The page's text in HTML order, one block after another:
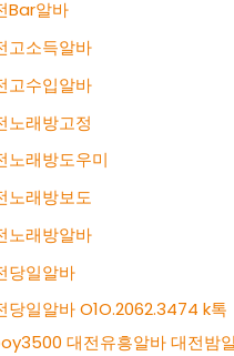
Bar알바
고소득알바
고수입알바
노래방고정
노래방도우미
노래방보도
노래방알바
당일알바
당일알바 O1O.2062.3474 k톡
대전유흥알바 대전밤